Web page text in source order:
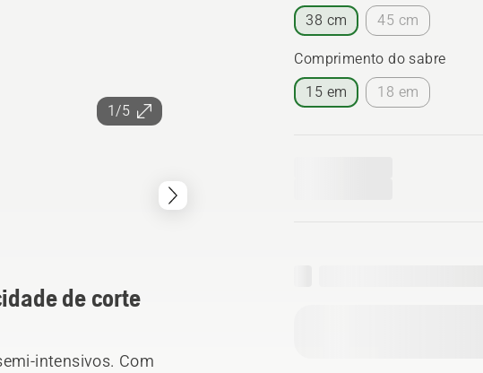
1/5
38 cm
45 cm
Comprimento do sabre
15 em
18 em
de corte
intensivos. Com